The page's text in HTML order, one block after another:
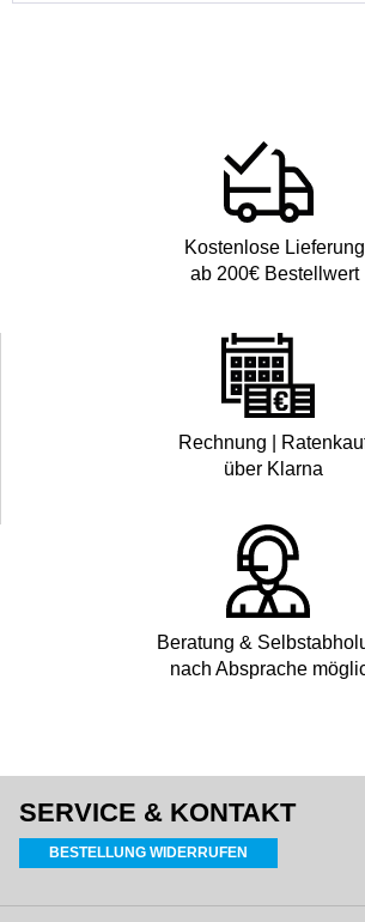
Kostenlose Lieferung
ab 200€ Bestellwert
Rechnung |
über Klarna
Beratung &
nach Absprache
SERVICE & KONTAKT
BESTELLUNG WIDERRUFEN